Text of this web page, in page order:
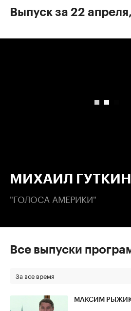
Выпуск за 22
МИХАИЛ ГУТКИН
"ГОЛОСА АМЕРИКИ"
Все выпуски
За все время
МАКСИМ